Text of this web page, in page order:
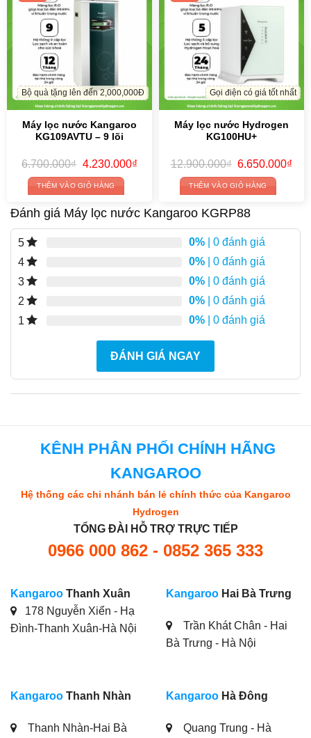
Bộ quà tặng lên đến 2,000,000Đ
Máy lọc nước Kangaroo
KG109AVTU – 9 lõi
6.700.000₫ Original
was:
6.700.000₫.
4.230.000₫Current
4.230.000₫.
THÊM VÀO GIỎ HÀNG
Gọi điện có giá tốt nhất
Máy lọc nước Hydrogen
KG100HU+
12.900.000₫ Original
was:
12.900.000₫.
6.650.000₫
THÊM VÀO GIỎ HÀNG
Đánh giá Máy lọc nước Kangaroo KGRP88
5 0% | 0 đánh giá
4
0% | 0 đánh giá
3
0% | 0 đánh giá
2
0% | 0 đánh giá
1
0% | 0 đánh giá
ĐÁNH GIÁ NGAY
KÊNH PHÂN PHỐI CHÍNH HÃNG
KANGAROO
Hệ thống các chi nhánh bán lẻ chính thức của Kangaroo
Hydrogen
TỔNG ĐÀI HỖ TRỢ TRỰC TIẾP
0966 000 862 - 0852 365 333
Kangaroo Thanh Xuân
178 Nguyễn Xiển - Hạ
Đình-Thanh Xuân-Hà Nội
Kangaroo Hai Bà Trưng
Trần Khát Chân - Hai
Bà Trưng - Hà Nội
Kangaroo Thanh Nhàn
Thanh Nhàn-Hai Bà
Kangaroo Hà Đông
Quang Trung - Hà